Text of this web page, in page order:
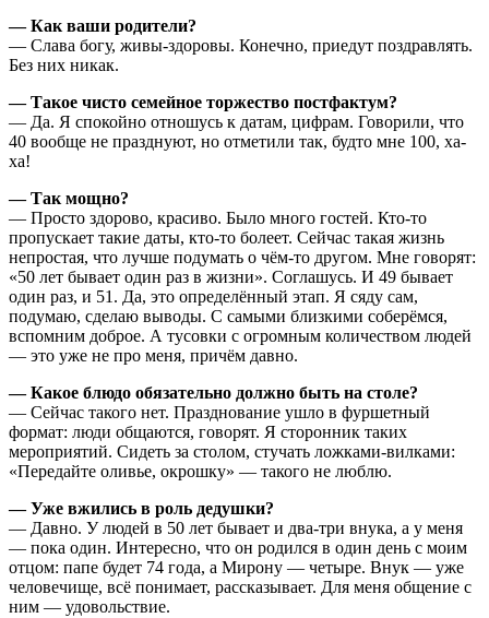
— Как ваши родители?
— Слава богу, живы-здоровы. Конечно, приедут поздравлять.
Без них никак.
— Такое чисто семейное торжество постфактум?
— Да. Я спокойно отношусь к датам, цифрам. Говорили, что
40 вообще не празднуют, но отметили так, будто мне 100, ха-
ха!
— Так мощно?
— Просто здорово, красиво. Было много гостей. Кто-то
пропускает такие даты, кто-то болеет. Сейчас такая жизнь
непростая, что лучше подумать о чём-то другом. Мне говорят:
«50 лет бывает один раз в жизни». Соглашусь. И 49 бывает
один раз, и 51. Да, это определённый этап. Я сяду сам,
подумаю, сделаю выводы. С самыми близкими соберёмся,
вспомним доброе. А тусовки с огромным количеством людей
— это уже не про меня, причём давно.
— Какое блюдо обязательно должно быть на столе?
— Сейчас такого нет. Празднование ушло в фуршетный
формат: люди общаются, говорят. Я сторонник таких
мероприятий. Сидеть за столом, стучать ложками-вилками:
«Передайте оливье, окрошку» — такого не люблю.
— Уже вжились в роль дедушки?
— Давно. У людей в 50 лет бывает и два-три внука, а у меня
— пока один. Интересно, что он родился в один день с моим
отцом: папе будет 74 года, а Мирону — четыре. Внук — уже
человечище, всё понимает, рассказывает. Для меня общение с
ним — удовольствие.